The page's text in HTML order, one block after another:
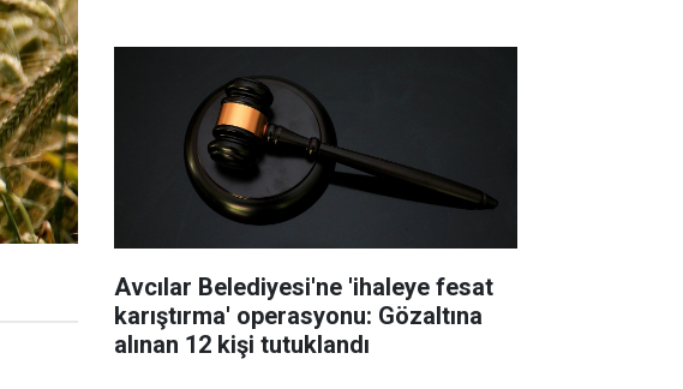
Avcılar Belediyesi'ne 'ihaleye fesat
karıştırma' operasyonu: Gözaltına
alınan 12 kişi tutuklandı